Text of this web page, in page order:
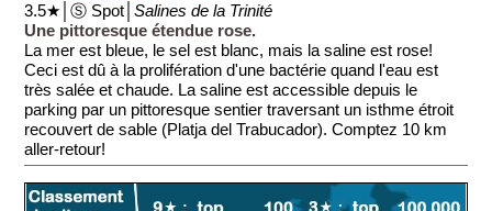
3.5★│Ⓢ Spot│Salines de la Trinité
Une pittoresque étendue rose.
La mer est bleue, le sel est blanc, mais la saline est rose!
Ceci est dû à la prolifération d'une bactérie quand l'eau est
très salée et chaude. La saline est accessible depuis le
parking par un pittoresque sentier traversant un isthme étroit
recouvert de sable (Platja del Trabucador). Comptez 10 km
aller-retour!